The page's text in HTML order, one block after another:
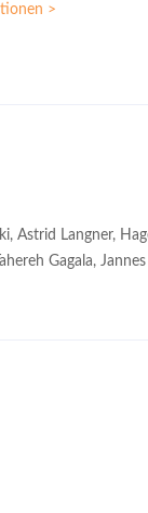
>
Astrid Langner,
Gagala,